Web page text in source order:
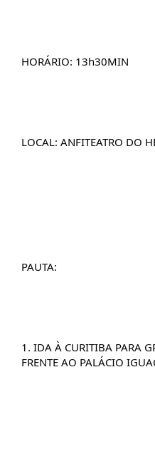
HORÁRIO: 13h30MIN
LOCAL: ANFITEATRO DO
PAUTA:
1. IDA À CURITIBA PARA
FRENTE AO PALÁCIO